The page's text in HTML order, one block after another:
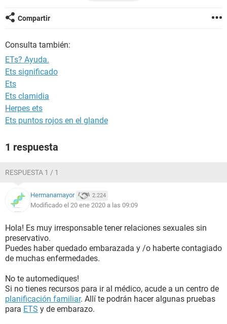
sintiendo molestas en mi amígdala izquierda, me duele al
tragar y creo CREO que me quiere salir una llaguita, no sé si
ido al médico por falta de dinero.
Compartir
Consulta también:
ETs? Ayuda.
Ets significado
Ets
Ets clamidia
Herpes ets
Ets puntos rojos en el glande
1 respuesta
RESPUESTA 1 / 1
Hermanamayor 2.224
Modificado el 20 ene 2020 a las 09:09
Hola! Es muy irresponsable tener relaciones sexuales sin
preservativo.
Puedes haber quedado embarazada y /o haberte contagiado
de muchas enfermedades.
No te automediques!
Si no tienes recursos para ir al médico, acude a un centro de
planificación familiar. Allí te podrán hacer algunas pruebas
para ETS y de embarazo.